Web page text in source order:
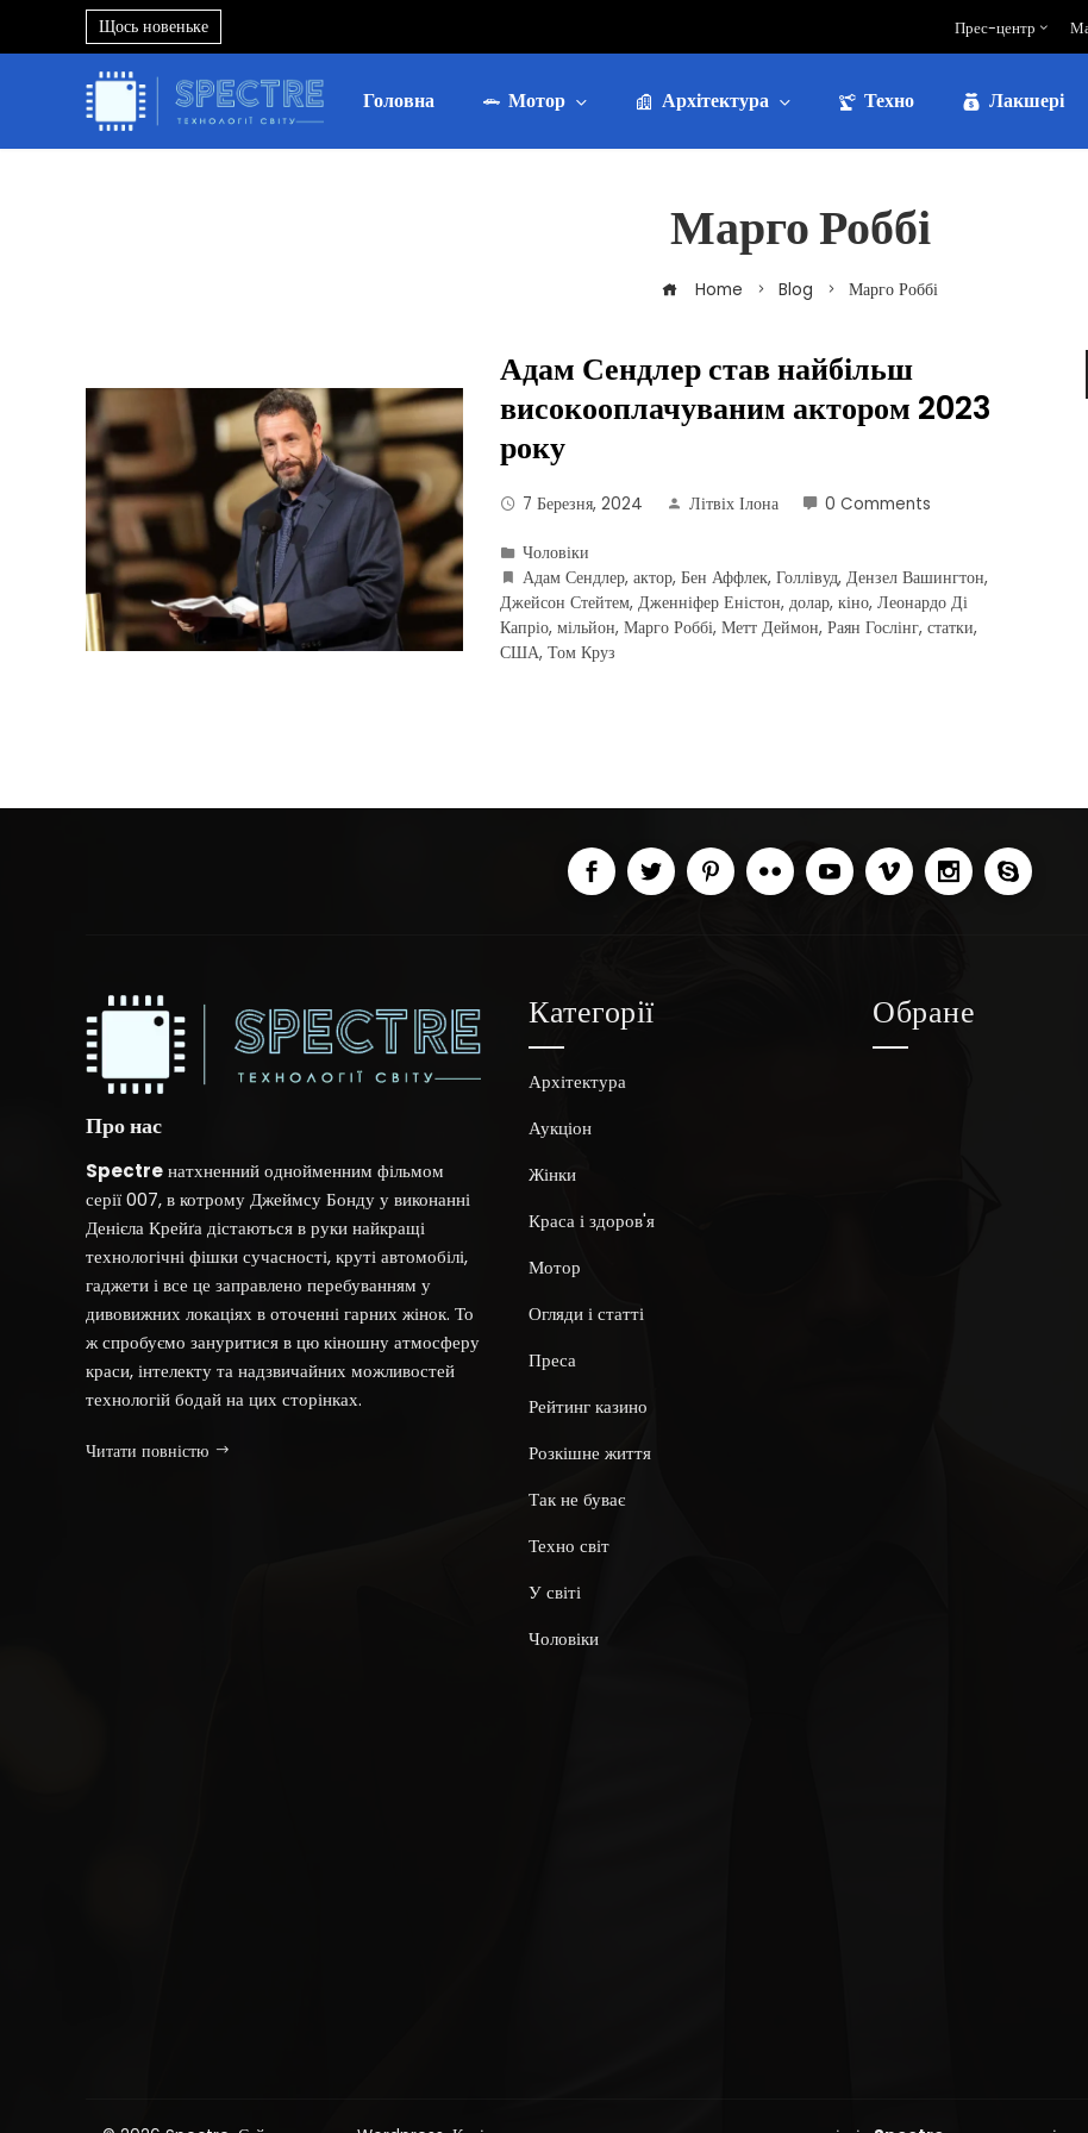
Щось новеньке Прес-центр
Головна Мотор Архітектура Техно Лакшері
Марго Роббі
Home Blog Марго Роббі
Адам Сендлер став найбільш
високооплачуваним актором 2023
року
7 Березня, 2024 Літвіх Ілона 0 Comments
Чоловіки
Адам Сендлер,актор,Бен Аффлек,Голлівуд,Дензел Вашингтон,
Джейсон Стейтем,Дженніфер Еністон,долар,кіно,Леонардо Ді
Капріо,мільйон,Марго Роббі,Метт Деймон,Раян Гослінг,статки,
США,Том Круз
Про нас
Spectreнатхненний однойменним фільмом
серії 007, в котрому Джеймсу Бонду у виконанні
Денієла Крейґа дістаються в руки найкращі
технологічні фішки сучасності, круті автомобілі,
гаджети і все це заправлено перебуванням у
дивовижних локаціях в оточенні гарних жінок. То
ж спробуємо зануритися в цю кіношну атмосферу
краси, інтелекту та надзвичайних можливостей
технологій бодай на цих сторінках.
Читати повністю
Категорії
Архітектура
Аукціон
Жінки
Краса і здоров'я
Мотор
Огляди і статті
Преса
Рейтинг казино
Розкішне життя
Так не буває
Техно світ
У світі
Чоловіки
Обране